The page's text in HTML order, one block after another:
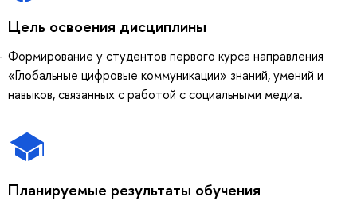
Цель освоения дисциплины
Формирование у студентов первого курса направления
«Глобальные цифровые коммуникации» знаний, умений и
навыков, связанных с работой с социальными медиа.
Планируемые результаты обучения